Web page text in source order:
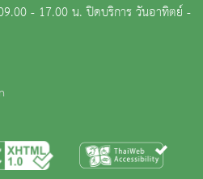
- 17.00 น. ปิดบริการ วันอาทิตย์ -